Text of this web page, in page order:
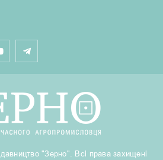
"Зерно". Всі права захищені